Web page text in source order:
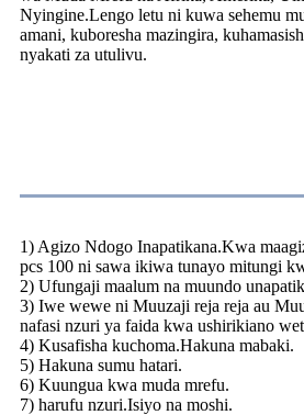
Nyingine.Lengo letu ni kuwa sehemu
amani, kuboresha mazingira,
nyakati za utulivu.
1) Agizo Ndogo Inapatikana.Kwa
pcs 100 ni sawa ikiwa tunayo mitungi
2) Ufungaji maalum na muundo
3) Iwe wewe ni Muuzaji reja reja au
nafasi nzuri ya faida kwa ushirikiano
4) Kusafisha kuchoma.Hakuna mabaki.
5) Hakuna sumu hatari.
6) Kuungua kwa muda mrefu.
7) harufu nzuri.Isiyo na moshi.